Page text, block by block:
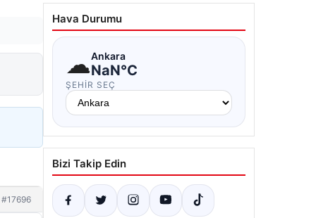
#17696
Hava Durumu
☁Ankara
NaN°C
ŞEHIR SEÇ
Bizi Takip Edin